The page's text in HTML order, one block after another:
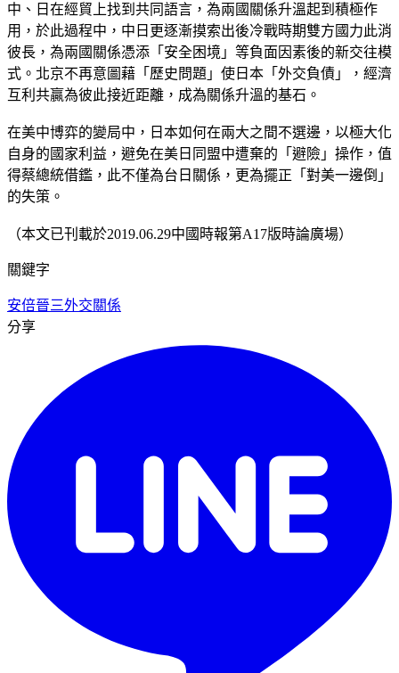
中、日在經貿上找到共同語言，為兩國關係升溫起到積極作
用，於此過程中，中日更逐漸摸索出後冷戰時期雙方國力此消
彼長，為兩國關係憑添「安全困境」等負面因素後的新交往模
式。北京不再意圖藉「歷史問題」使日本「外交負債」，經濟
互利共贏為彼此接近距離，成為關係升溫的基石。
在美中博弈的變局中，日本如何在兩大之間不選邊，以極大化
自身的國家利益，避免在美日同盟中遭棄的「避險」操作，值
得蔡總統借鑑，此不僅為台日關係，更為擺正「對美一邊倒」
的失策。
（本文已刊載於2019.06.29中國時報第A17版時論廣場）
關鍵字
安倍晉三外交關係
分享